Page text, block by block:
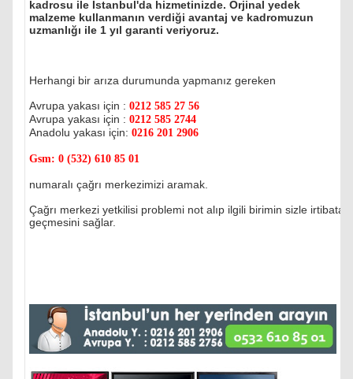
kadrosu ile İstanbul'da hizmetinizde. Orjinal yedek
malzeme kullanmanın verdiği avantaj ve kadromuzun
uzmanlığı ile 1 yıl garanti veriyoruz.
Herhangi bir arıza durumunda yapmanız gereken
Avrupa yakası için : 0212 585 27 56
Avrupa yakası için : 0212 585 2744
Anadolu yakası için: 0216 201 2906
Gsm: 0 (532) 610 85 01
numaralı çağrı merkezimizi aramak.
Çağrı merkezi yetkilisi problemi not alıp ilgili birimin sizle irtibata
geçmesini sağlar.